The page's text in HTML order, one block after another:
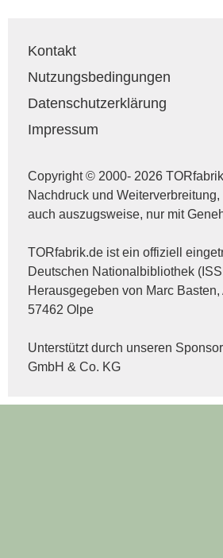
Kontakt
Nutzungsbedingungen
Datenschutzerklärung
Impressum
Copyright © 2000- 2026
Nachdruck und Weiterverbreitung,
auch auszugsweise, nur mit
TORfabrik.de ist ein offiziell
Deutschen Nationalbibliothek
Herausgegeben von Marc
57462 Olpe
Unterstützt durch unseren
GmbH & Co. KG